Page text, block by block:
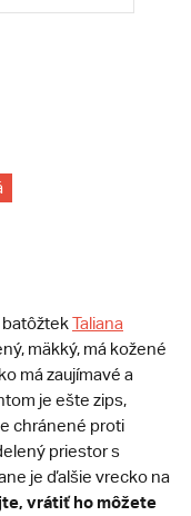
Taliana
mäkký, má kožené
má zaujímavé a
je ešte zips,
chránené proti
priestor s
je ďalšie vrecko na
vrátiť ho môžete